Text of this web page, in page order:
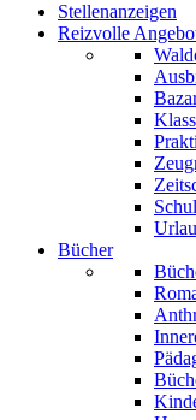
Stellenanzeigen
Reizvolle
Bücher